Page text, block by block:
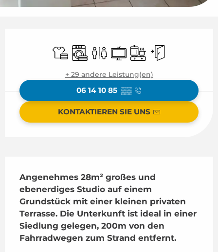
Bettwäsche und Laken
Waschmaschine
ToilettenFernsehen
KochplatteUnabhängiger
+ 29 andere Leistung(en)
06 14 10 85 ▒▒
KONTAKTIEREN SIE UNS
Angenehmes 28m² großes und
ebenerdiges Studio auf einem
Grundstück mit einer kleinen privaten
Terrasse. Die Unterkunft ist ideal in einer
Siedlung gelegen, 200m von den
Fahrradwegen zum Strand entfernt.